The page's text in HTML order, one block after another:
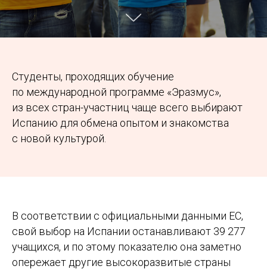
Студенты, проходящих обучение
по международной программе «Эразмус»,
из всех стран-участниц чаще всего выбирают
Испанию для обмена опытом и знакомства
с новой культурой.
В соответствии с официальными данными ЕС,
свой выбор на Испании останавливают 39 277
учащихся, и по этому показателю она заметно
опережает другие высокоразвитые страны